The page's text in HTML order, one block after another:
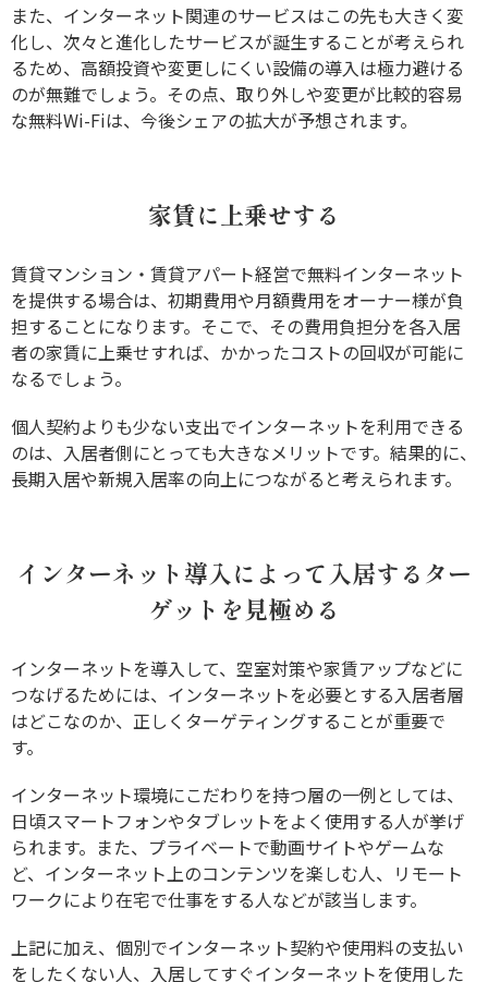
また、インターネット関連のサービスはこの先も大きく変
化し、次々と進化したサービスが誕生することが考えられ
るため、高額投資や変更しにくい設備の導入は極力避ける
のが無難でしょう。その点、取り外しや変更が比較的容易
な無料Wi-Fiは、今後シェアの拡大が予想されます。
家賃に上乗せする
賃貸マンション・賃貸アパート経営で無料インターネット
を提供する場合は、初期費用や月額費用をオーナー様が負
担することになります。そこで、その費用負担分を各入居
者の家賃に上乗せすれば、かかったコストの回収が可能に
なるでしょう。
個人契約よりも少ない支出でインターネットを利用できる
のは、入居者側にとっても大きなメリットです。結果的に、
長期入居や新規入居率の向上につながると考えられます。
インターネット導入によって入居するター
ゲットを見極める
インターネットを導入して、空室対策や家賃アップなどに
つなげるためには、インターネットを必要とする入居者層
はどこなのか、正しくターゲティングすることが重要で
す。
インターネット環境にこだわりを持つ層の一例としては、
日頃スマートフォンやタブレットをよく使用する人が挙げ
られます。また、プライベートで動画サイトやゲームな
ど、インターネット上のコンテンツを楽しむ人、リモート
ワークにより在宅で仕事をする人などが該当します。
上記に加え、個別でインターネット契約や使用料の支払い
をしたくない人、入居してすぐインターネットを使用した